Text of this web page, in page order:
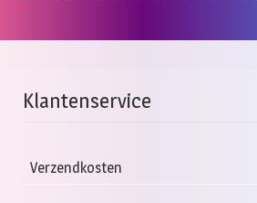
Klantenservice
Verzendkosten